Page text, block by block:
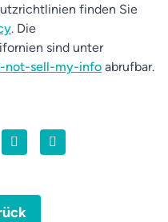
finden Sie
. Die
sind unter
not-sell-my-info abrufbar.